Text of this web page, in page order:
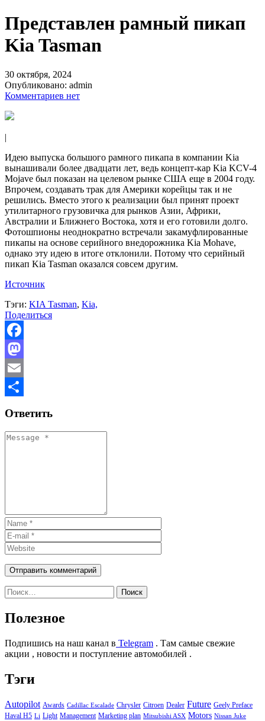
Представлен рамный пикап
Kia Tasman
30 октября, 2024
Опубликовано: admin
Комментариев нет
|
Идею выпуска большого рамного пикапа в компании Kia
вынашивали более двадцати лет, ведь концепт-кар Kia KCV-4
Mojave был показан на целевом рынке США еще в 2004 году.
Впрочем, создавать трак для Америки корейцы так и не
решились. Вместо этого к реализации был принят проект
утилитарного грузовичка для рынков Азии, Африки,
Австралии и Ближнего Востока, хотя и его готовили долго.
Фотошпионы неоднократно встречали закамуфлированные
пикапы на основе серийного внедорожника Kia Mohave,
однако эту идею в итоге отклонили. Потому что серийный
пикап Kia Tasman оказался совсем другим.
Источник
Тэги: KIA Tasman, Kia,
Поделиться
Facebook
Mastodon
Email
Ответить
Найти:
Полезное
Подпишись на наш канал в Telegram . Там самые свежие
акции , новости и поступление автомобилей .
Тэги
Autopilot Awards Cadillac Escalade Chrysler Citroen Dealer Future Geely Preface
Haval H5 Li Light Management Marketing plan Mitsubishi ASX Motors Nissan Juke